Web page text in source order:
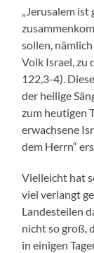
„Jerusalem ist
sollen,
Volk Israel, zu
122,3-4).
der heilige
zum heutigen
erwachsene
dem Herrn“
Vielleicht hat
viel verlangt
Landesteilen
nicht so groß,
in einigen